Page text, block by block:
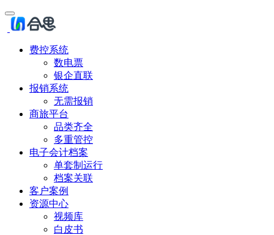
费控系统
数电票
银企直联
报销系统
无需报销
商旅平台
品类齐全
多重管控
电子会计档案
单套制运行
档案关联
客户案例
资源中心
视频库
白皮书